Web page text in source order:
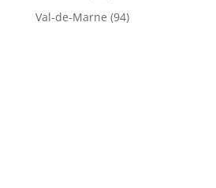
Val-de-Marne (94)